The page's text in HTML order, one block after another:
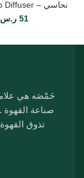
نحاسي – E61 Group Diffuser
51 ر.س
حَمْصَه هي
تذوق